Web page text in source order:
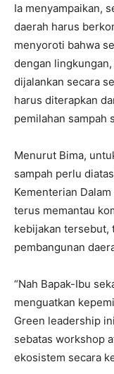
Ia menyampaikan,
daerah harus
menyoroti bahwa
dengan
dijalankan secara
harus diterapkan
pemilahan sampah
Menurut Bima,
sampah perlu
Kementerian
terus memantau
kebijakan tersebut,
pembangunan
“Nah Bapak-Ibu
menguatkan
Green leadership
sebatas workshop
ekosistem secara